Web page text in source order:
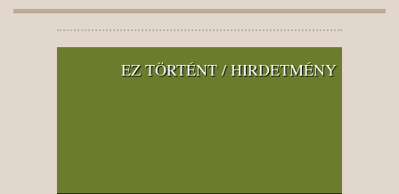
EZ TÖRTÉNT / HIRDETMÉNY